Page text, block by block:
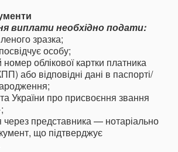
виплати необхідно подати:
зразка;
особу;
облікової картки платника
або відповідні дані в паспорті/
України про присвоєння звання
через представника — нотаріально
що підтверджує